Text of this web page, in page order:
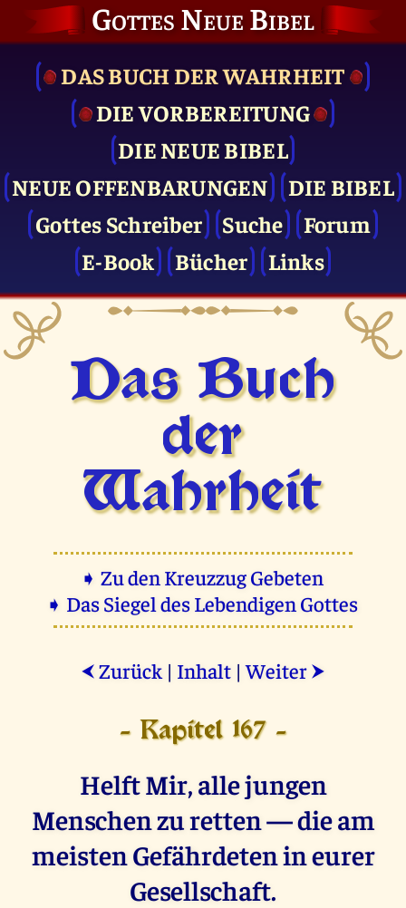
Gottes Neue Bibel
DAS BUCH DER WAHRHEIT
DIE VOR­BEREITUNG
DIE NEUE BIBEL
NEUE OFFENBARUNGEN
DIE BIBEL
Gottes Schreiber
Suche
Forum
E-Book
Bücher Links
Das Buch
der
Wahrheit
➧ Zu den Kreuzzug Gebeten
➧ Das Siegel des Lebendigen Gottes
⮜ Zurück | Inhalt |Weiter ⮞
- Kapitel 167 -
Helft Mir, alle jungen
Menschen zu retten — die am
meisten Gefährdeten in eurer
Gesellschaft.